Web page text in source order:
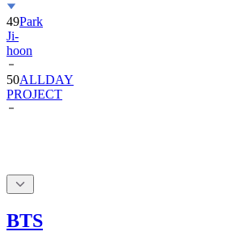
49Park
Ji-
hoon
50ALLDAY
PROJECT
BTS